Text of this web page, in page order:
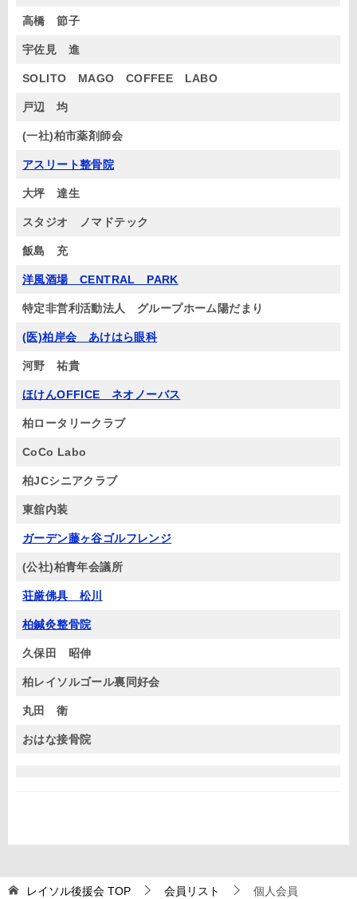
高橋 節子
宇佐見 進
SOLITO MAGO COFFEE LABO
戸辺 均
(一社)柏市薬剤師会
アスリート整骨院
大坪 達生
スタジオ ノマドテック
飯島 充
洋風酒場 CENTRAL PARK
特定非営利活動法人 グループホーム陽だまり
(医)柏岸会 あけはら眼科
河野 祐貴
ほけんOFFICE ネオノーバス
柏ロータリークラブ
CoCo Labo
柏JCシニアクラブ
東舘内装
ガーデン藤ヶ谷ゴルフレンジ
(公社)柏青年会議所
荘厳佛具 松川
柏鍼灸整骨院
久保田 昭伸
柏レイソルゴール裏同好会
丸田 衛
おはな接骨院
レイソル後援会 TOP 会員リスト 個人会員